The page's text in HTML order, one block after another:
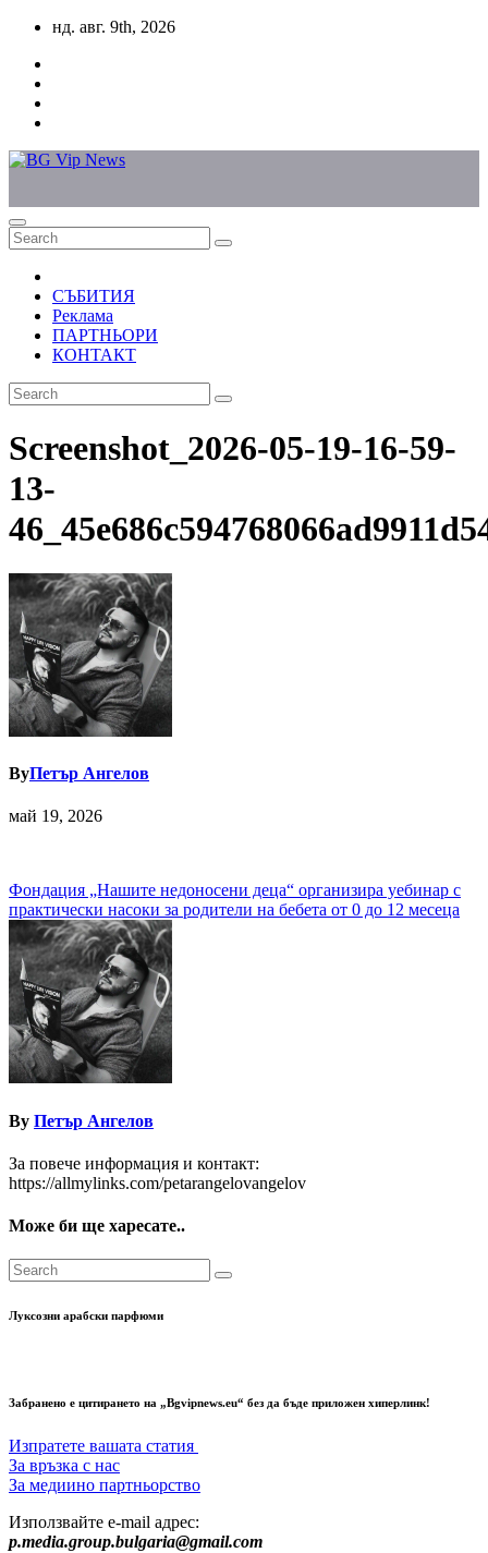
Skip
content
нд. авг. 9th, 2026
СЪБИТИЯ
Реклама
ПАРТНЬОРИ
КОНТАКТ
Screenshot_2026-05-19-16-59-
13-
ByПетър Ангелов
май 19, 2026
Навигация
Фондация „Нашите недоносени деца“ организира уебинар с
практически насоки за родители на бебета от 0 до 12 месеца
By Петър Ангелов
За повече информация и контакт:
https://allmylinks.com/petarangelovangelov
Може би ще харесате..
Луксозни арабски парфюми
Забранено е цитирането на „Bgvipnews.eu“ без да бъде приложен хиперлинк!
Изпратете вашата статия
За връзка с нас
За медиино партньорство
Използвайте e-mail адрес:
p.media.group.bulgaria@gmail.com